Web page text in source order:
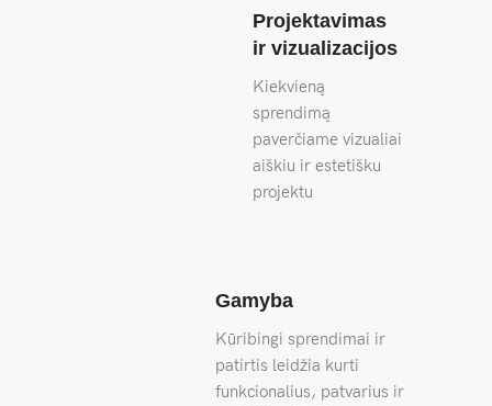
Projektavimas
ir vizualizacijos
Kiekvieną
sprendimą
paverčiame vizualiai
aiškiu ir estetišku
projektu
Gamyba
Kūribingi sprendimai ir
patirtis leidžia kurti
funkcionalius, patvarius ir